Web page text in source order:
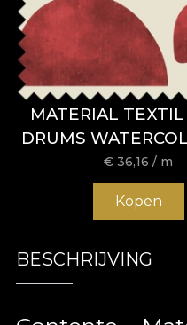
MATERIAL TEXTIL
DRUMS
€36,16 / m
Kopen
BESCHRIJVING